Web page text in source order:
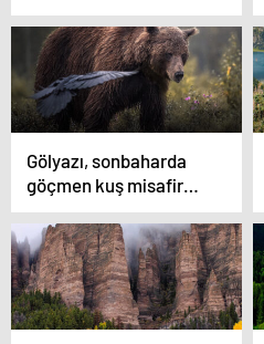
yaşıyor! Nesli
tükenmek üzere
Gölyazı, sonbaharda
göçmen kuş misafir
ediyor